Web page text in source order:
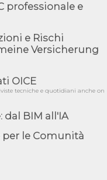
illustrativa al Bando tipo
Confindustria
Città metropolitana
Giunta Regionale della
elenchi professionisti
Competition -
di fattibilità da
professionale e
e Rischi
Versicherung
OICE
tecniche e quotidiani anche on
dal BIM all'IA
le Comunità